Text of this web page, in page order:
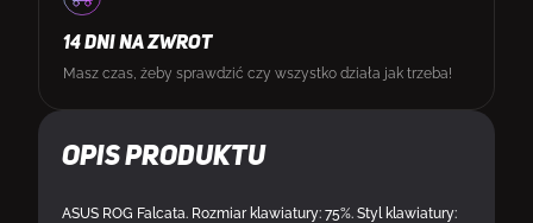
Opis produktu
ASUS ROG Falcata. Rozmiar klawiatury: 75%. Styl klawiatury:
14 DNI NA ZWROT
Masz czas, żeby sprawdzić czy wszystko działa jak trzeba!